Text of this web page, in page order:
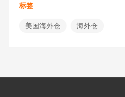
标签
美国海外仓 海外仓